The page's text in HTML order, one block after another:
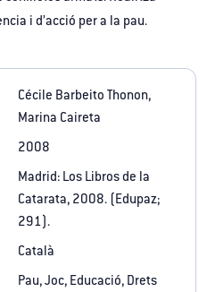
i d’acció per a la pau.
Cécile Barbeito Thonon,
Marina Caireta
2008
Madrid: Los Libros de la
Catarata, 2008. (Edupaz;
291).
Català
Pau, Joc, Educació, Drets